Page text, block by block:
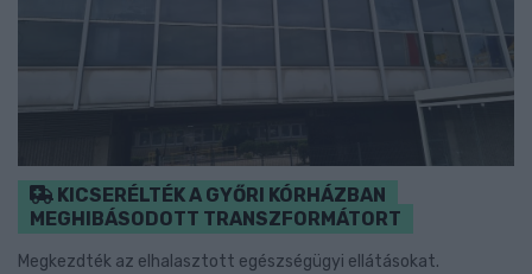
KICSERÉLTÉK A GYŐRI KÓRHÁZBAN
MEGHIBÁSODOTT TRANSZFORMÁTORT
Megkezdték az elhalasztott egészségügyi ellátásokat.